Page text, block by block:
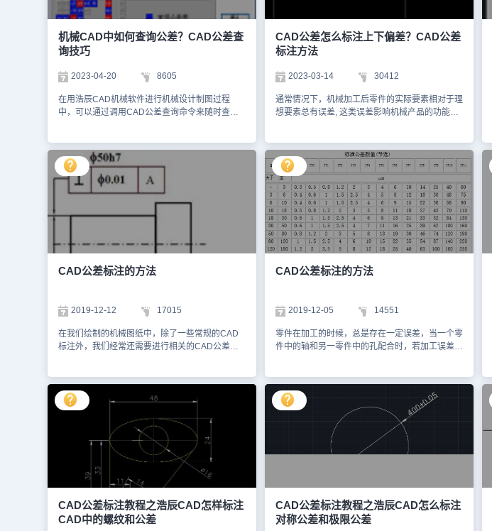
位置最后，根据命令提示在图纸中尺寸线附近点取
公差标注位置即可。综上所述，CAD公差标注的
步骤很简单，大家可以根据上述步骤来进行公差标
注。在CAD设计过程中精准高效地标注公差，是
连接设计与制造的重要桥梁。
注。（2）双击添加的标注数字后，如果上下偏差
是0.5的话，直接在标注数字后输入：空格
+0.05^-0.05即可完成CAD公差标注。如下图所
示：2、浩辰CAD机械软件（1）在浩辰CAD机械
软件中打开图纸后，双击标注数字，在弹出的【标
注内容】对话框中勾选【偏差】，输入上下偏差
值，如：0.5。（2）点击【确定】即可完成CAD
公差标注。综上所述，CAD公差标注是一项非常
性和一致性。
机械CAD中如何查询公差？CAD公差查
询技巧
2023-04-20 8605
在用浩辰CAD机械软件进行机械设计制图过程
中，可以通过调用CAD公差查询命令来随时查询
大家分享一下浩辰CAD机械软件中查询CAD公差
的相关操作技巧吧！机械CAD公差查询步骤：步
骤1、在浩辰CAD机械软件中打开图纸文件后，点
击菜单栏中的【浩辰机械】—【尺寸标注】—【公
差查询】。如下图所示：步骤2、执行命令后，会
弹出【公差查询】对话框，在基本尺寸值的文本框
节机械CAD制图教程小编给大家分享了浩辰CAD
机械软件中查询CAD公差的相关操作技巧，你学
会了吗？对此感兴趣的设计师小伙伴们可以关注浩
给大家分享更多精彩内容哦！
CAD公差怎么标注上下偏差？CAD公差
标注方法
2023-03-14 30412
通常情况下，机械加工后零件的实际要素相对于理
想要素总有误差, 这类误差影响机械产品的功能，
公差怎么标注上下偏差？本节内容就和小编一起来
了解一下浩辰CAD软件中CAD公差标注的方法
吧！CAD公差标注步骤： 1、在电脑中启动浩辰
CAD软件后，打开需要编辑的图纸文件，调用
CAD快速标注命令快捷键QDIM，给图形添加标
注。2、双击添加的标注数字后，如果上下偏差是
0.5的话，直接在标注数字后输入：空格
+0.05^-0.05即可。如下图所示： 3、如果你使用
的是浩辰CAD机械软件的话就更简单了，操作步
骤如下：（1）在浩辰CAD机械软件中打开图纸
后，双击标注数字，在弹出的【标注内容】对话框
下图所示： （2）点击【确定】即可完成公差标
注。如下图所示： 以上CAD教程就是CAD公差标
注上下偏差的方法，希望对大家有所帮助。对此感
兴趣的设计师小伙伴们可以关注浩辰CAD官网教
CAD公差标注的方法
2019-12-12 17015
在我们绘制的机械图纸中，除了一些常规的CAD
标注外，我们经常还需要进行相关的CAD公差标
样的？CAD公差标注的方法：一、被测要素的标
注1、公差框格 水平书写 2、指引线引出时：从公
差框格引出！垂直框格！只能引出一条指引
线！ 指向被测要素时：垂直被测要素！ 垂直被测
要素！圆锥圆度例外！ 导出要素时对齐！组成要
素时错开！ 指引线弯折次数不能超过2次！
二、几何公差值 几何公差值标注在公差框格第
二格中，以mm 为单位，指被测要素的允许变动
量。 GB/T 1184-1996规定，圆度、圆柱度分为
0、1、…、12级，其余（位置度需经计算得出）
分为1、…、12级，12级精度最低，常用6～9
级，一般可与尺寸公差同级。 被测要素的基准在
CAD公差标注的方法
2019-12-05 14551
零件在加工的时候，总是存在一定误差，当一个零
件中的轴和另一零件中的孔配合时，若加工误差过
带孔的零件，在装配时不经挑选和修配，任意取
出，孔和轴的配合都能达到预期的配合性质，满足
使用要求，这种性能称互换性。零件的互换性是由
CAD公差标注来实现的。 一、配合及互换性 注
意，国标规定，轴和孔的定义如下： 轴：通常，
指工件的圆柱形外表面，也包括非圆柱形外表面
表面（由二平行平面或切面形成的包容面）。
二、尺寸公差（简称公差）的基本概念 1.基本尺
寸 按设计要求所确定的尺寸，如图中的φ30为基
本尺寸。2.实际尺寸 通过测量获得的某一孔、轴
CAD公差标注教程之浩辰CAD怎样标注
CAD中的螺纹和公差
CAD公差标注教程之浩辰CAD怎么标注
对称公差和极限公差